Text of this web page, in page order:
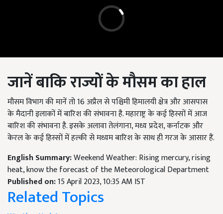
जानें बाकि राज्यों के मौसम का हाल
मौसम विभाग की मानें तो 16 अप्रैल से पश्चिमी हिमालयी क्षेत्र और आसपास
के मैदानी इलाकों में बारिश की संभावना है. महाराष्ट्र के कई हिस्सों में आज
बारिश की संभावना है. इसके अलावा तेलंगाना, मध्य प्रदेश, कर्नाटक और
केरल के कई हिस्सों में हल्की से मध्यम बारिश के साथ ही गरज के आसार हैं.
English Summary:Weekend Weather: Rising mercury, rising
heat, know the forecast of the Meteorological Department
Published on:15 April 2023, 10:35 AM IST
Related Topics